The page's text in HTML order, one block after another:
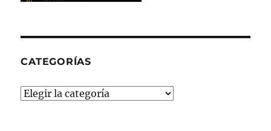
CATEGORÍAS
Categorías